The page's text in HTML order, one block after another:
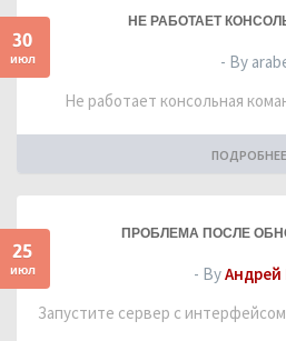
30
июл
НЕ РАБОТАЕТ
- By
Не работает консольная
ПОДРОБНЕЕ
25
июл
ПРОБЛЕМА ПОСЛЕ
- ByАндрей
Запустите сервер с